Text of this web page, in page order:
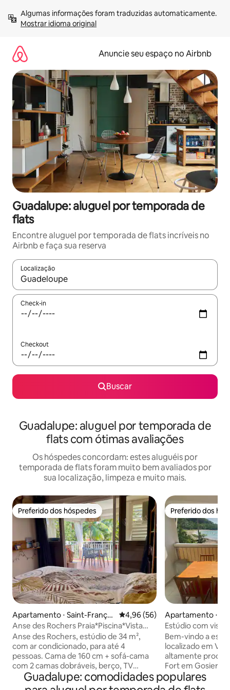
para
Mostrar idioma original
Anuncie seu espaço no Airbnb
Guadalupe: aluguel por temporada de
flats
Encontre aluguel por temporada de flats incríveis no
Airbnb e faça sua reserva
Localização
Quando os resultados estiverem disponíveis, explore-os
Check-in
Checkout
Buscar
Guadalupe: aluguel por temporada de
flats com ótimas avaliações
Os hóspedes concordam: estes aluguéis por
temporada de flats foram muito bem avaliados por
sua localização, limpeza e muito mais.
Preferido dos hóspedes
Preferido dos hóspedes
Apartamento ⋅ Saint-Françoi
s
4,96 de uma avaliação média
4,96 (56)
Anse des Rochers Praia*Piscina*Vista
Mar*Tênis*Golfe
Anse des Rochers, estúdio de 34 m²,
com ar condicionado, para até 4
pessoas. Cama de 160 cm + sofá-cama
com 2 camas dobráveis, berço, TV
conectada, cozinha com fogão de
indução, chuveiro italiano, pia, máquina
Preferido dos
Preferido dos
Apartamento ⋅
e
Estúdio com vista
Bem-vindo a
localizado em
altamente
Fort em Gosier.
ar-condicionado
é perfeita para
Guadalupe: comodidades populares